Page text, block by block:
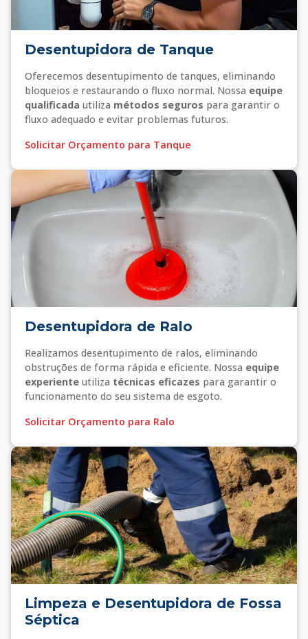
Desentupidora de Tanque
Oferecemos desentupimento de tanques, eliminando
bloqueios e restaurando o fluxo normal. Nossa equipe
qualificada utiliza métodos seguros para garantir o
fluxo adequado e evitar problemas futuros.
Solicitar Orçamento para Tanque
Desentupidora de Ralo
Realizamos desentupimento de ralos, eliminando
obstruções de forma rápida e eficiente. Nossa equipe
experiente utiliza técnicas eficazes para garantir o
funcionamento do seu sistema de esgoto.
Solicitar Orçamento para Ralo
Limpeza e Desentupidora de Fossa
Séptica